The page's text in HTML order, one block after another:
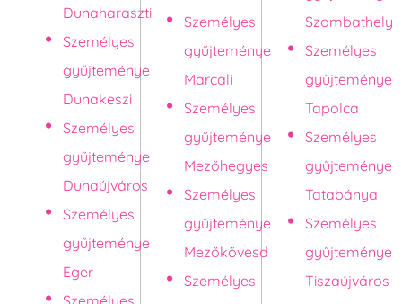
Dunaharaszti
Személyes
gyűjteménye
Dunakeszi
Személyes
gyűjteménye
Dunaújváros
Személyes
gyűjteménye
Eger
Személyes
Személyes
gyűjteménye
Marcali
Személyes
gyűjteménye
Mezőhegyes
Személyes
gyűjteménye
Mezőkövesd
Személyes
Szombathely
Személyes
gyűjteménye
Tapolca
Személyes
gyűjteménye
Tatabánya
Személyes
gyűjteménye
Tiszaújváros